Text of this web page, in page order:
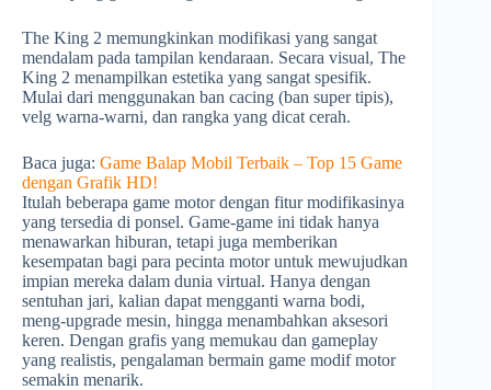
The King 2 memungkinkan modifikasi yang sangat
mendalam pada tampilan kendaraan. Secara visual, The
King 2 menampilkan estetika yang sangat spesifik.
Mulai dari menggunakan ban cacing (ban super tipis),
velg warna-warni, dan rangka yang dicat cerah.
Baca juga: Game Balap Mobil Terbaik – Top 15 Game
dengan Grafik HD!
Itulah beberapa game motor dengan fitur modifikasinya
yang tersedia di ponsel. Game-game ini tidak hanya
menawarkan hiburan, tetapi juga memberikan
kesempatan bagi para pecinta motor untuk mewujudkan
impian mereka dalam dunia virtual. Hanya dengan
sentuhan jari, kalian dapat mengganti warna bodi,
meng-upgrade mesin, hingga menambahkan aksesori
keren. Dengan grafis yang memukau dan gameplay
yang realistis, pengalaman bermain game modif motor
semakin menarik.